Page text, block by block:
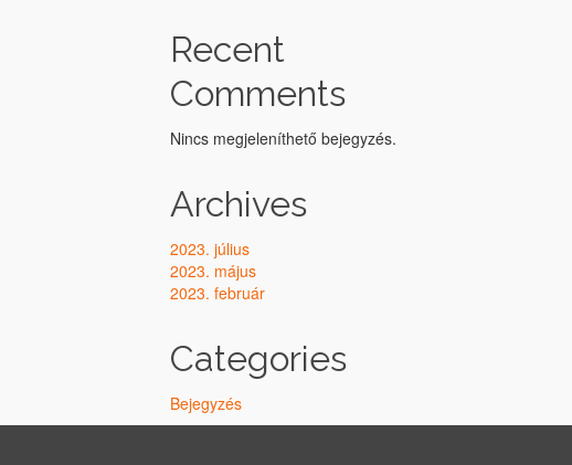
Recent
Comments
Nincs megjeleníthető bejegyzés.
Archives
2023. július
2023. május
2023. február
Categories
Bejegyzés